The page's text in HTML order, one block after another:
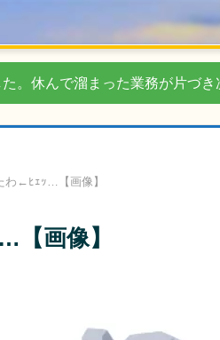
た。休んで溜まった業務が片づ
わ←ﾋｪｯ…【画像】
画像】